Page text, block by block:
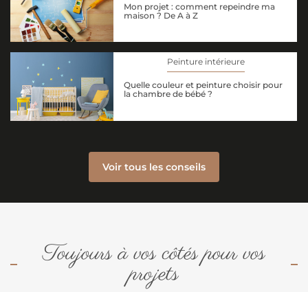
Mon projet : comment repeindre ma
maison ? De A à Z
Peinture intérieure
Quelle couleur et peinture choisir pour
la chambre de bébé ?
Voir tous les conseils
Toujours à vos côtés pour vos
projets